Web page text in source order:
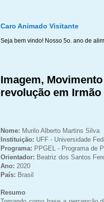
Caro Animado Visitante
Seja bem vindo! Nosso 5o. ano de
Imagem,
revolução em
Nome: Murilo Alberto Martins Silva
Instituição: UFF - Universidade
Programa: PPGEL - Programa de
Orientador: Beatriz dos Santos
Ano: 2020
País: Brasil
Resumo